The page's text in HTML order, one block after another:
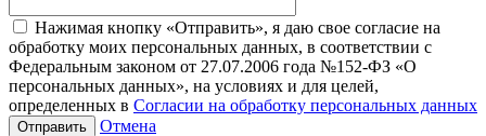
Нажимая кнопку «Отправить», я даю свое согласие на
обработку моих персональных данных, в соответствии с
Федеральным законом от 27.07.2006 года №152-ФЗ «О
персональных данных», на условиях и для целей,
определенных в Согласии на обработку персональных данных
Отмена